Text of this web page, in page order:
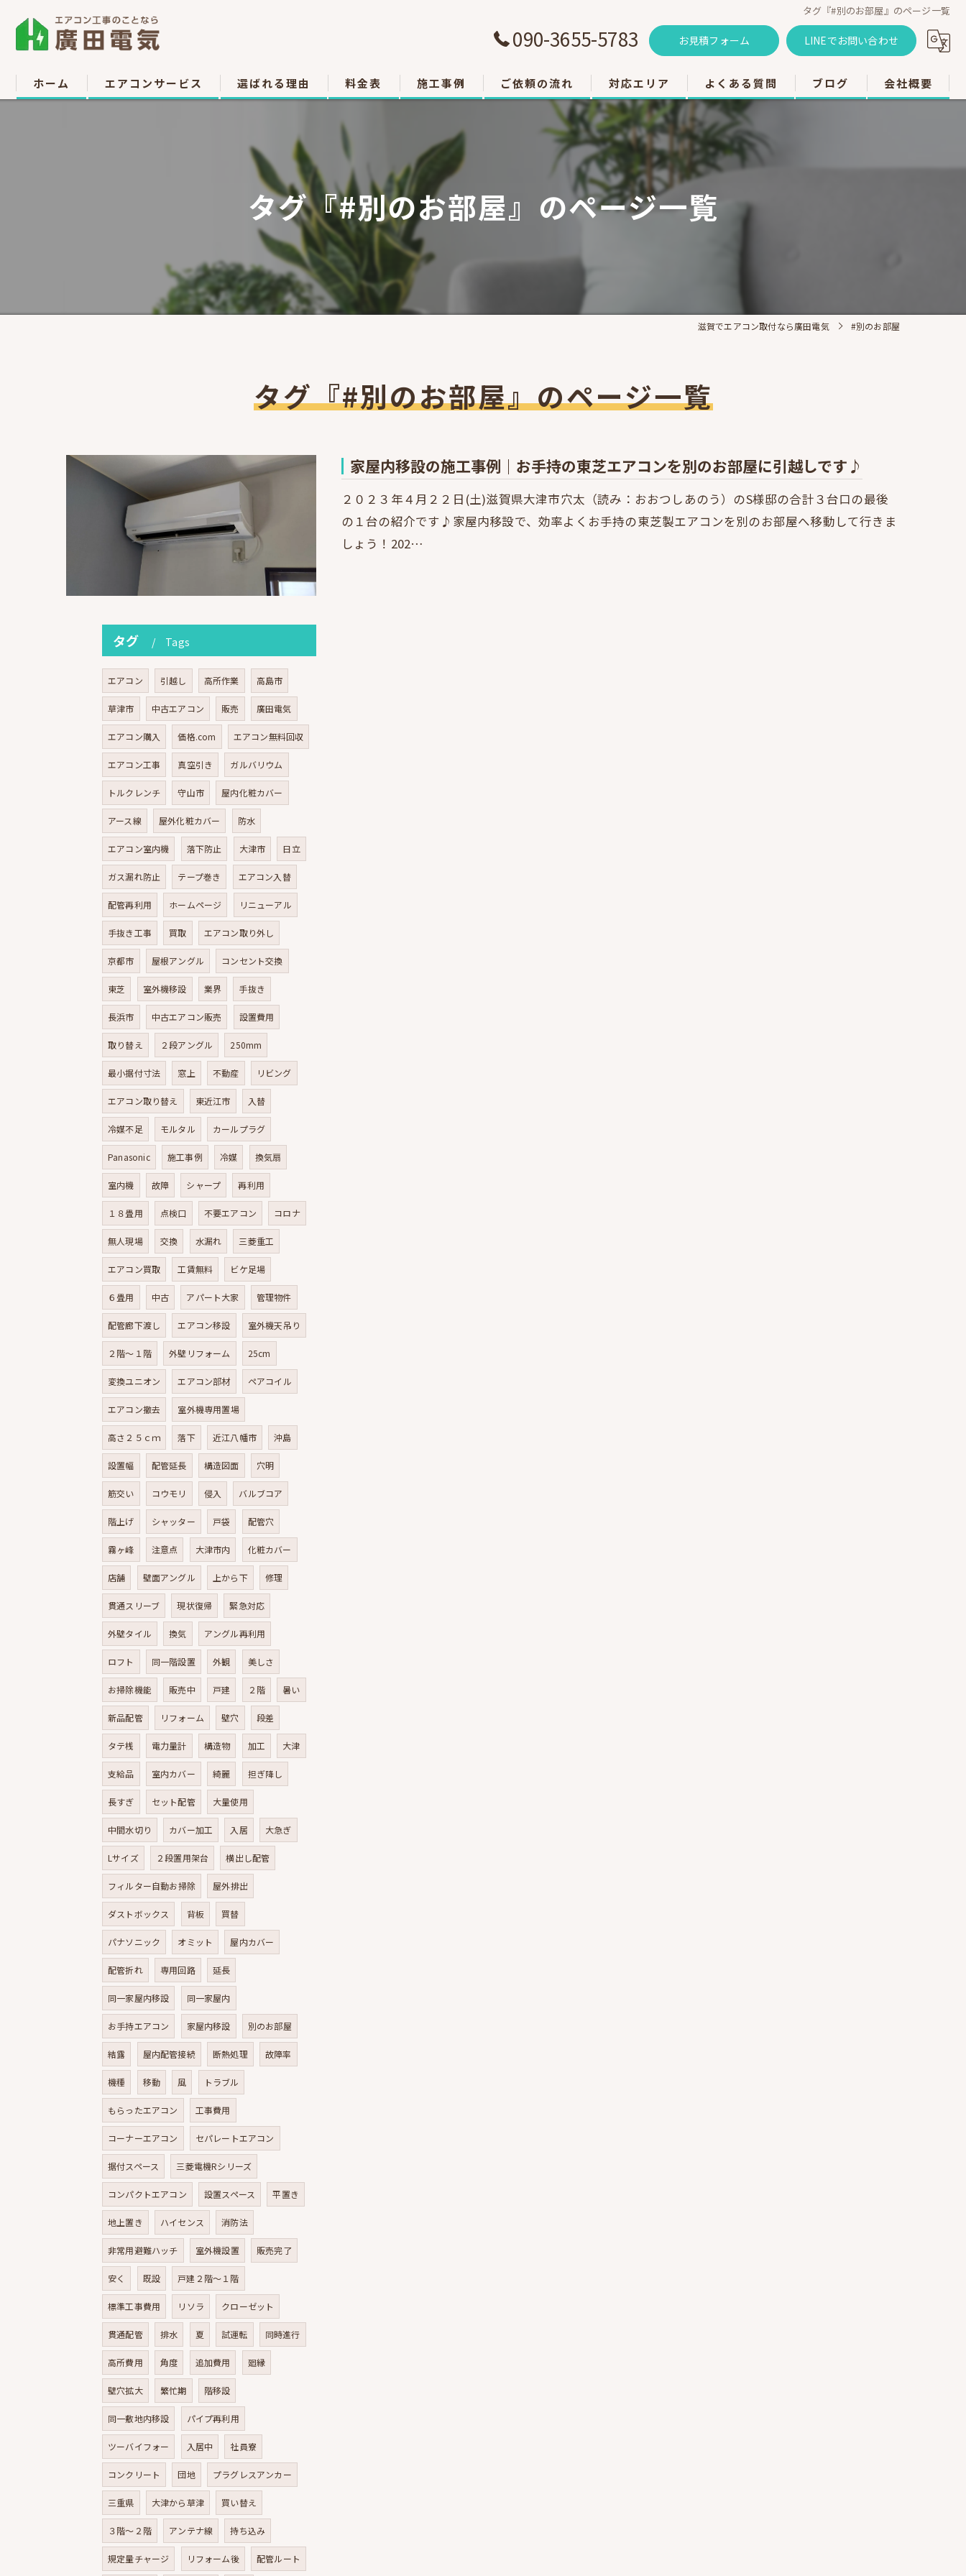
タグ『#別のお部屋』のページ一覧
090-3655-5783 お見積フォーム LINEでお問い合わせ
ホーム エアコンサービス 選ばれる理由 料金表 施工事例 ご依頼の流れ 対応エリア
大津市のエアコン工事
草津市のエアコン工事
栗東市のエアコン工事
よくある質問 ブログ 会社概要
タグ『#別のお部屋』のページ一覧
滋賀でエアコン取付なら廣田電気 #別のお部屋
タグ『#別のお部屋』のページ一覧
家屋内移設の施工事例｜お手持の東芝エアコンを別のお部屋に引越しです♪
２０２３年４月２２日(土)滋賀県大津市穴太（読み：おおつしあのう）のS様邸の合計３台口の最後
の１台の紹介です♪家屋内移設で、効率よくお手持の東芝製エアコンを別のお部屋へ移動して行きま
しょう！202…
タグ Tags
エアコン 引越し 高所作業 高島市
草津市 中古エアコン 販売 廣田電気
エアコン購入 価格.com エアコン無料回収
エアコン工事 真空引き ガルバリウム
トルクレンチ 守山市 屋内化粧カバー
アース線 屋外化粧カバー 防水
エアコン室内機 落下防止 大津市 日立
ガス漏れ防止 テープ巻き エアコン入替
配管再利用 ホームページ リニューアル
手抜き工事 買取 エアコン取り外し
京都市 屋根アングル コンセント交換
東芝 室外機移設 業界 手抜き
長浜市 中古エアコン販売 設置費用
取り替え ２段アングル 250mm
最小据付寸法 窓上 不動産 リビング
エアコン取り替え 東近江市 入替
冷媒不足 モルタル カールプラグ
Panasonic 施工事例 冷媒 換気扇
室内機 故障 シャープ 再利用
１８畳用 点検口 不要エアコン コロナ
無人現場 交換 水漏れ 三菱重工
エアコン買取 工賃無料 ビケ足場
６畳用 中古 アパート大家 管理物件
配管廊下渡し エアコン移設 室外機天吊り
２階～１階 外壁リフォーム 25cm
変換ユニオン エアコン部材 ペアコイル
エアコン撤去 室外機専用置場
高さ２５ｃｍ 落下 近江八幡市 沖島
設置幅 配管延長 構造図面 穴明
筋交い コウモリ 侵入 バルブコア
階上げ シャッター 戸袋 配管穴
霧ヶ峰 注意点 大津市内 化粧カバー
店舗 壁面アングル 上から下 修理
貫通スリーブ 現状復帰 緊急対応
外壁タイル 換気 アングル再利用
ロフト 同一階設置 外観 美しさ
お掃除機能 販売中 戸建 ２階 暑い
新品配管 リフォーム 壁穴 段差
タテ桟 電力量計 構造物 加工 大津
支給品 室内カバー 綺麗 担ぎ降し
長すぎ セット配管 大量使用
中間水切り カバー加工 入居 大急ぎ
Lサイズ ２段置用架台 横出し配管
フィルター自動お掃除 屋外排出
ダストボックス 背板 買替
パナソニック オミット 屋内カバー
配管折れ 専用回路 延長
同一家屋内移設 同一家屋内
お手持エアコン 家屋内移設 別のお部屋
結露 屋内配管接続 断熱処理 故障率
機種 移動 風 トラブル
もらったエアコン 工事費用
コーナーエアコン セパレートエアコン
据付スペース 三菱電機Rシリーズ
コンパクトエアコン 設置スペース 平置き
地上置き ハイセンス 消防法
非常用避難ハッチ 室外機設置 販売完了
安く 既設 戸建２階～１階
標準工事費用 リソラ クローゼット
貫通配管 排水 夏 試運転 同時進行
高所費用 角度 追加費用 廻縁
壁穴拡大 繁忙期 階移設
同一敷地内移設 パイプ再利用
ツーバイフォー 入居中 社員寮
コンクリート 団地 プラグレスアンカー
三重県 大津から草津 買い替え
３階～２階 アンテナ線 持ち込み
規定量チャージ リフォーム後 配管ルート